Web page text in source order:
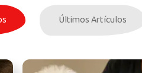
Últimos Artículos